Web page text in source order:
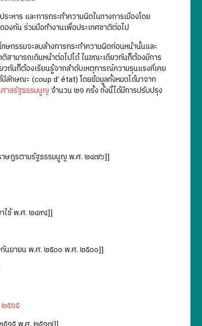
หาร และการกระทำความผิดในทางการเมืองโดย
องกัน ร่วมมือทำงานเพื่อประเทศชาติต่อไป
กรรมจะลบล้างการกระทำความผิดก่อนหน้านั้นและ
สามารถเดินหน้าต่อไปได้ ในขณะเดียวกันก็ต้องมีการ
กันก็ต้องเรียนรู้จากลำดับเหตุการณ์ความรุนแรงที่เคย
ลักษณะ (coup d’ état) โดยข้อมูลทั้งหมดได้มาจาก
าลรัฐธรรมนูญ จำนวน ๒๑ ครั้ง ทั้งนี้ได้มีการปรับปรุง
าษฎรตามรัฐธรรมนูญ พ.ศ. ๒๔๗๖]]
ใช้ พ.ศ. ๒๔๙๔]]
กันยายน พ.ศ. ๒๕๐๐ พ.ศ. ๒๕๐๐]]
๕๑๕